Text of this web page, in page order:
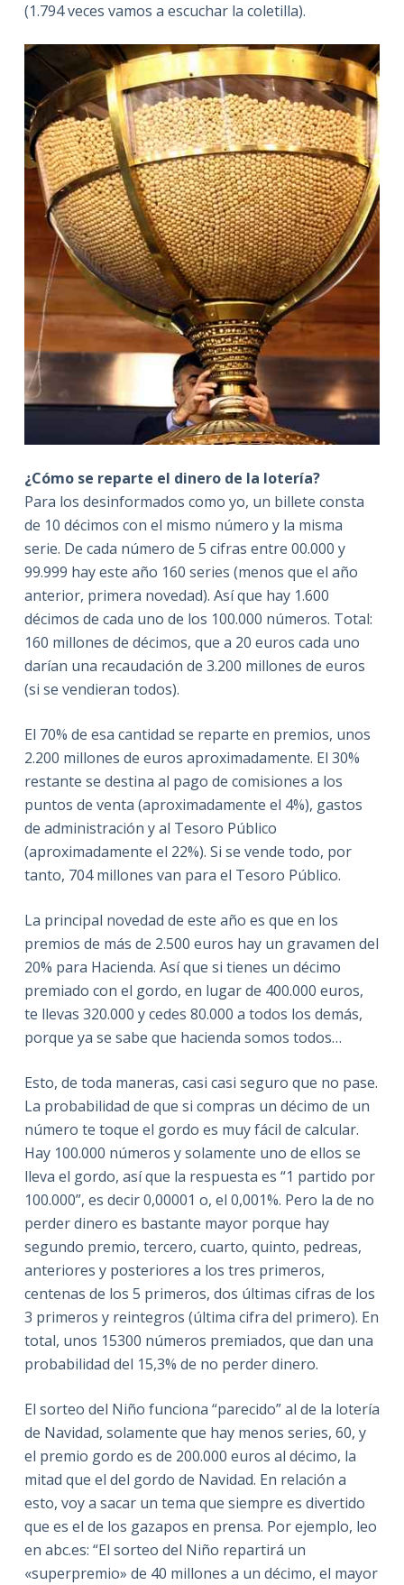
(1.794 veces vamos a escuchar la coletilla).
¿Cómo se reparte el dinero de la lotería?
Para los desinformados como yo, un billete consta
de 10 décimos con el mismo número y la misma
serie. De cada número de 5 cifras entre 00.000 y
99.999 hay este año 160 series (menos que el año
anterior, primera novedad). Así que hay 1.600
décimos de cada uno de los 100.000 números. Total:
160 millones de décimos, que a 20 euros cada uno
darían una recaudación de 3.200 millones de euros
(si se vendieran todos).
El 70% de esa cantidad se reparte en premios, unos
2.200 millones de euros aproximadamente. El 30%
restante se destina al pago de comisiones a los
puntos de venta (aproximadamente el 4%), gastos
de administración y al Tesoro Público
(aproximadamente el 22%). Si se vende todo, por
tanto, 704 millones van para el Tesoro Público.
La principal novedad de este año es que en los
premios de más de 2.500 euros hay un gravamen del
20% para Hacienda. Así que si tienes un décimo
premiado con el gordo, en lugar de 400.000 euros,
te llevas 320.000 y cedes 80.000 a todos los demás,
porque ya se sabe que hacienda somos todos…
Esto, de toda maneras, casi casi seguro que no pase.
La probabilidad de que si compras un décimo de un
número te toque el gordo es muy fácil de calcular.
Hay 100.000 números y solamente uno de ellos se
lleva el gordo, así que la respuesta es “1 partido por
100.000”, es decir 0,00001 o, el 0,001%. Pero la de no
perder dinero es bastante mayor porque hay
segundo premio, tercero, cuarto, quinto, pedreas,
anteriores y posteriores a los tres primeros,
centenas de los 5 primeros, dos últimas cifras de los
3 primeros y reintegros (última cifra del primero). En
total, unos 15300 números premiados, que dan una
probabilidad del 15,3% de no perder dinero.
El sorteo del Niño funciona “parecido” al de la lotería
de Navidad, solamente que hay menos series, 60, y
el premio gordo es de 200.000 euros al décimo, la
mitad que el del gordo de Navidad. En relación a
esto, voy a sacar un tema que siempre es divertido
que es el de los gazapos en prensa. Por ejemplo, leo
en abc.es: “El sorteo del Niño repartirá un
«superpremio» de 40 millones a un décimo, el mayor